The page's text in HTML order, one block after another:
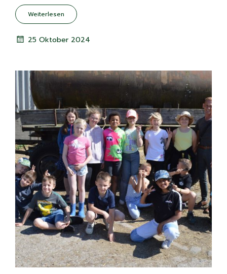
Weiterlesen
25 Oktober 2024